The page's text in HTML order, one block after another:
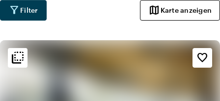
dinieren kannst. Schau dir alle privaten Dining-Locations
für ein köstliches privates Dinner an.
filter_alt Filter map Karte anzeigen
flip_to_back favorite_border
flip_to_back Ambiente und Ästhetik
spa
Botanisch